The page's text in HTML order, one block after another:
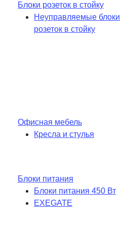
Блоки розеток в стойку
Неуправляемые блоки
розеток в стойку
Офисная мебель
Кресла и стулья
Блоки питания
Блоки питания 450 Вт
EXEGATE